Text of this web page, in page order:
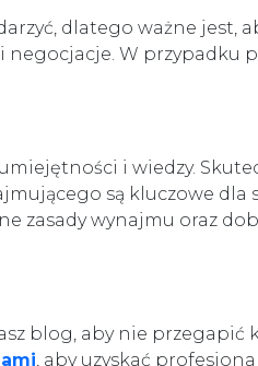
dlatego ważne jest,
W przypadku
i wiedzy.
są kluczowe dla
zasady wynajmu oraz
blog, aby nie przegapić
, aby uzyskać